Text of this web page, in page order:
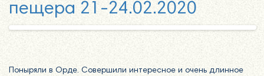
пещера 21-24.02.2020
Поныряли в Орде. Совершили интересное и очень длинное